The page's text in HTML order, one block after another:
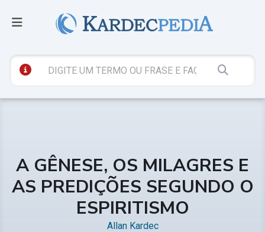
A GÊNESE, OS MILAGRES E
AS PREDIÇÕES SEGUNDO O
ESPIRITISMO
Allan Kardec